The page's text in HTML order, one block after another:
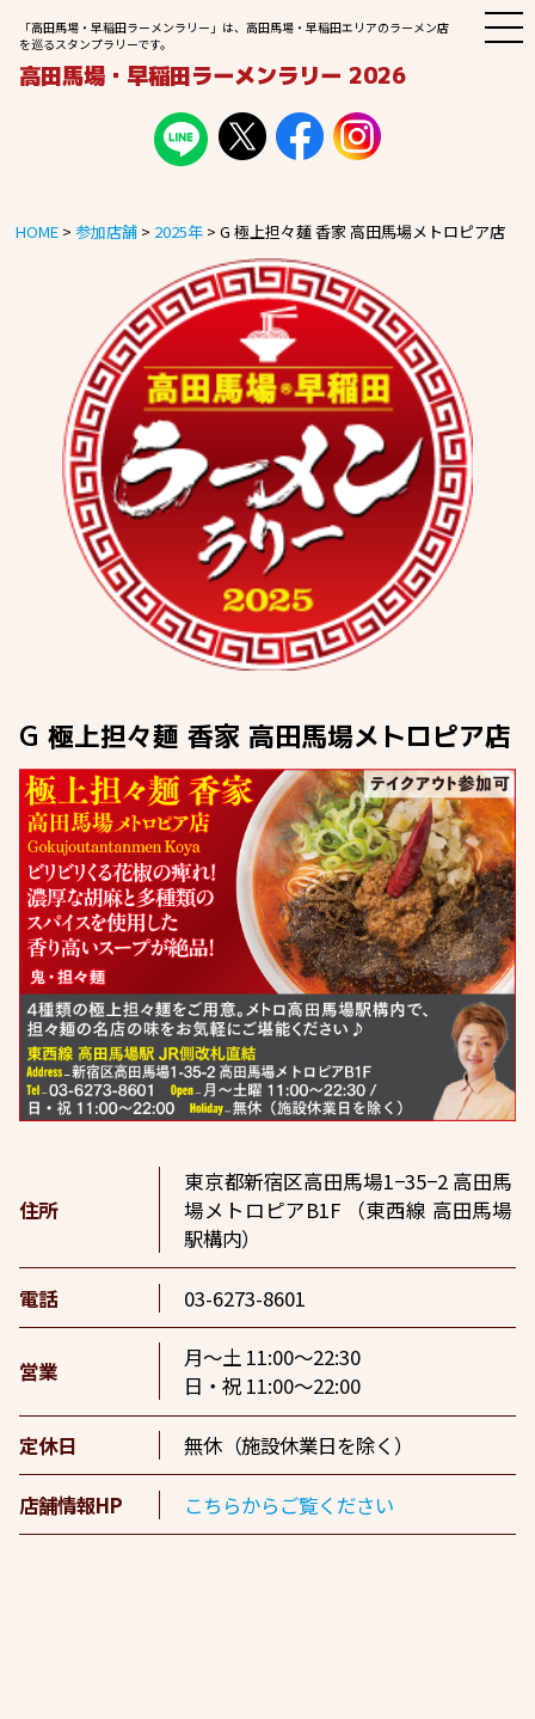
「高田馬場・早稲田ラーメンラリー」は、高田馬場・早稲田エリアのラーメン店
を巡るスタンプラリーです。
高田馬場・早稲田ラーメンラリー 2026
M
E
HOME > 参加店舗 > 2025年 > G 極上担々麺 香家 高田馬場メトロピア店
G 極上担々麺 香家 高田馬場メトロピア店
住所
東京都新宿区高田馬場1−35−2 高田馬
場メトロピアB1F （東西線 高田馬場
駅構内）
電話 03-6273-8601
営業
月～土 11:00〜22:30
日・祝 11:00〜22:00
定休日 無休（施設休業日を除く）
店舗情報HP こちらからご覧ください